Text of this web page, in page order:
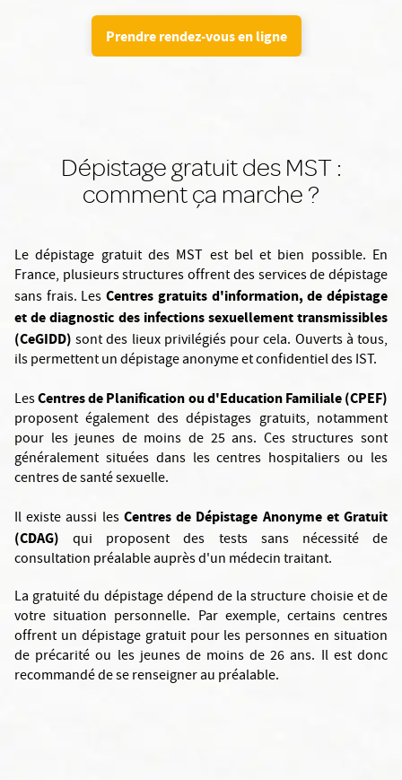
Prendre rendez-vous en ligne
Dépistage gratuit des MST :
comment ça marche ?
Le dépistage gratuit des MST est bel et bien possible. En
France, plusieurs structures offrent des services de dépistage
sans frais. LesCentres gratuits d'information, de dépistage
et de diagnostic des infections sexuellement transmissibles
(CeGIDD) sont des lieux privilégiés pour cela. Ouverts à tous,
ils permettent un dépistage anonyme et confidentiel des IST.
LesCentres de Planification ou d'Education Familiale (CPEF)
proposent également des dépistages gratuits, notamment
pour les jeunes de moins de 25 ans. Ces structures sont
généralement situées dans les centres hospitaliers ou les
centres de santé sexuelle.
Il existe aussi les Centres de Dépistage Anonyme et Gratuit
(CDAG)
qui proposent des tests sans nécessité de
consultation préalable auprès d'un médecin traitant.
La gratuité du dépistage dépend de la structure choisie et de
votre situation personnelle. Par exemple, certains centres
offrent un dépistage gratuit pour les personnes en situation
de précarité ou les jeunes de moins de 26 ans. Il est donc
recommandé de se renseigner au préalable.